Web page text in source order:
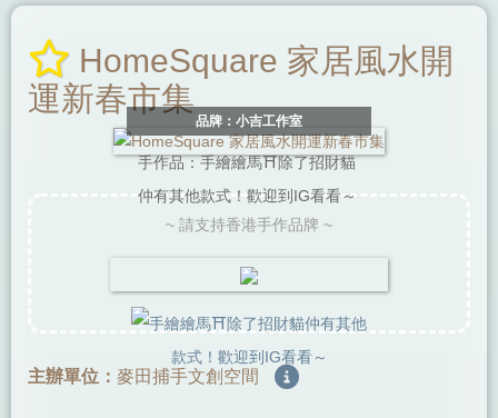
HomeSquare 家居風水開
運新春市集
~ 請支持香港手作品牌 ~
品牌：小吉工作室
手作品：手繪繪馬⛩️除了招財貓
仲有其他款式！歡迎到IG看看～
主辦單位： 麥田捕手文創空間